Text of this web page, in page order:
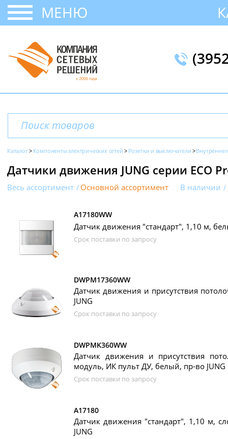
МЕНЮ
Каталог Компоненты электрических сетей Розетки и выключатели
Датчики движения JUNG серии ECO
Весь ассортимент Основной ассортимент В наличии
A17180WW
Датчик движения "стандарт", 1,10 м,
Срок поставки по запросу
DWPM17360WW
Датчик движения и присутствия
JUNG
Срок поставки по запросу
DWPMK360WW
Датчик движения и присутствия
модуль, ИК пульт ДУ, белый, пр-во JUNG
Срок поставки по запросу
A17180
Датчик движения "стандарт", 1,10 м,
JUNG